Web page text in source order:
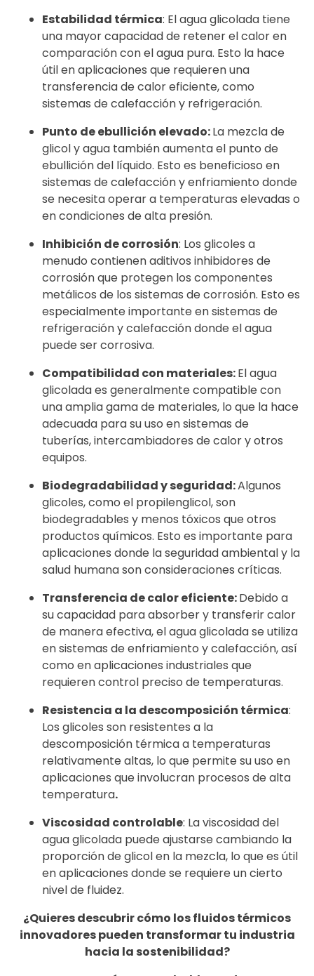
Estabilidad térmica: El agua glicolada tiene
una mayor capacidad de retener el calor en
comparación con el agua pura. Esto la hace
útil en aplicaciones que requieren una
transferencia de calor eficiente, como
sistemas de calefacción y refrigeración.
Punto de ebullición elevado:La mezcla de
glicol y agua también aumenta el punto de
ebullición del líquido. Esto es beneficioso en
sistemas de calefacción y enfriamiento donde
se necesita operar a temperaturas elevadas o
en condiciones de alta presión.
Inhibición de corrosión: Los glicoles a
menudo contienen aditivos inhibidores de
corrosión que protegen los componentes
metálicos de los sistemas de corrosión. Esto es
especialmente importante en sistemas de
refrigeración y calefacción donde el agua
puede ser corrosiva.
Compatibilidad con materiales:El agua
glicolada es generalmente compatible con
una amplia gama de materiales, lo que la hace
adecuada para su uso en sistemas de
tuberías, intercambiadores de calor y otros
equipos.
Biodegradabilidad y seguridad:Algunos
glicoles, como el propilenglicol, son
biodegradables y menos tóxicos que otros
productos químicos. Esto es importante para
aplicaciones donde la seguridad ambiental y la
salud humana son consideraciones críticas.
Transferencia de calor eficiente:Debido a
su capacidad para absorber y transferir calor
de manera efectiva, el agua glicolada se utiliza
en sistemas de enfriamiento y calefacción, así
como en aplicaciones industriales que
requieren control preciso de temperaturas.
Resistencia a la descomposición térmica:
Los glicoles son resistentes a la
descomposición térmica a temperaturas
relativamente altas, lo que permite su uso en
aplicaciones que involucran procesos de alta
temperatura.
Viscosidad controlable: La viscosidad del
agua glicolada puede ajustarse cambiando la
proporción de glicol en la mezcla, lo que es útil
en aplicaciones donde se requiere un cierto
nivel de fluidez.
¿Quieres descubrir cómo los fluidos térmicos
innovadores pueden transformar tu industria
hacia la sostenibilidad?